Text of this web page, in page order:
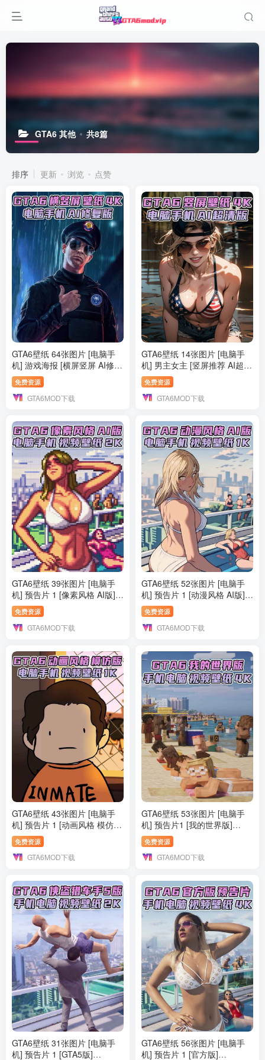
GTA6 其他 共8篇
排序 更新 浏览 点赞
GTA6壁纸 64张图片 [电脑手
机] 游戏海报 [横屏竖屏 AI修复
版] 4K【89.7MB】
免费资源
GTA6MOD下载
GTA6壁纸 14张图片 [电脑手
机] 男主女主 [竖屏推荐 AI超清
版] 4K【77.4MB】
免费资源
GTA6MOD下载
GTA6壁纸 39张图片 [电脑手
机] 预告片 1 [像素风格 AI版]
2K【197.MB】
免费资源
GTA6MOD下载
GTA6壁纸 52张图片 [电脑手
机] 预告片 1 [动漫风格 AI版]
1K【133.MB】
免费资源
GTA6MOD下载
GTA6壁纸 43张图片 [电脑手
机] 预告片 1 [动画风格 模仿
版] 1K【61.MB】
免费资源
GTA6MOD下载
GTA6壁纸 53张图片 [电脑手
机] 预告片1 [我的世界版]
4K【345MB】
免费资源
GTA6MOD下载
GTA6壁纸 31张图片 [电脑手
机] 预告片 1 [GTA5版]
GTA6壁纸 56张图片 [电脑手
机] 预告片 1 [官方版]